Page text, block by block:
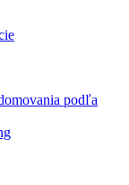
podľa